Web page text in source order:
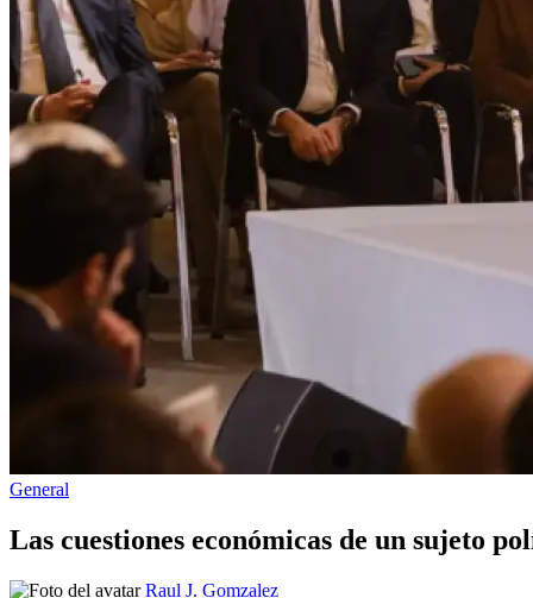
Publicado
General
Las cuestiones económicas de un sujeto
Publicado Raul J. Gomzalez